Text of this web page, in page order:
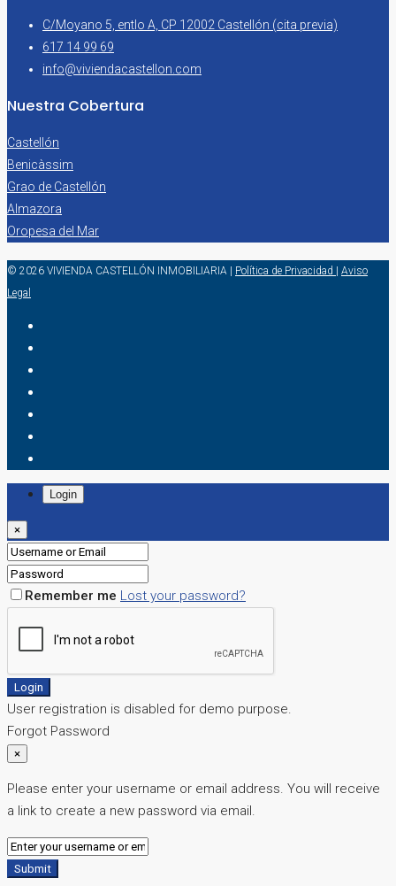
C/Moyano 5, entlo A, CP 12002 Castellón (cita previa)
617 14 99 69
info@viviendacastellon.com
Nuestra Cobertura
Castellón
Benicàssim
Grao de Castellón
Almazora
Oropesa del Mar
© 2026 VIVIENDA CASTELLÓN INMOBILIARIA | Política de Privacidad | Aviso
Legal
Login
×
Remember me Lost your password?
Login
User registration is disabled for demo purpose.
Forgot Password
×
Please enter your username or email address. You will receive
a link to create a new password via email.
Submit